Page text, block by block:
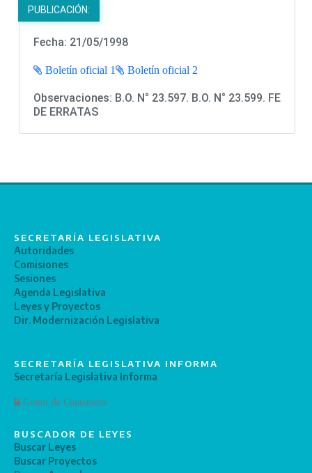
PUBLICACIÓN:
Fecha: 21/05/1998
Boletín oficial 1 Boletín oficial 2
Observaciones: B.O. N° 23.597. B.O. N° 23.599. FE
DE ERRATAS
SECRETARÍA LEGISLATIVA
Autoridades
Comisiones
Sesiones
Agenda Legislativa
Leyes y Proyectos
Dir. Modernización Legislativa
SECRETARÍA LEGISLATIVA INFORMA
Secretaría Legislativa Informa
Gestor de Contenidos
BUSCADOR DE LEYES
Buscar Leyes
Buscar Proyectos